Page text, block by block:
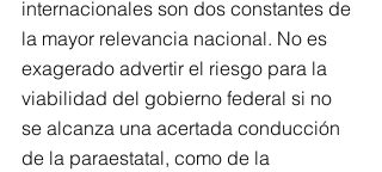
internacionales son dos constantes de
la mayor relevancia nacional. No es
exagerado advertir el riesgo para la
viabilidad del gobierno federal si no
se alcanza una acertada conducción
de la paraestatal, como de la